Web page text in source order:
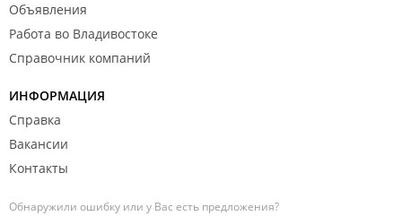
Объявления
Работа во Владивостоке
Справочник компаний
ИНФОРМАЦИЯ
Справка
Вакансии
Контакты
Обнаружили ошибку или у Вас есть предложения?